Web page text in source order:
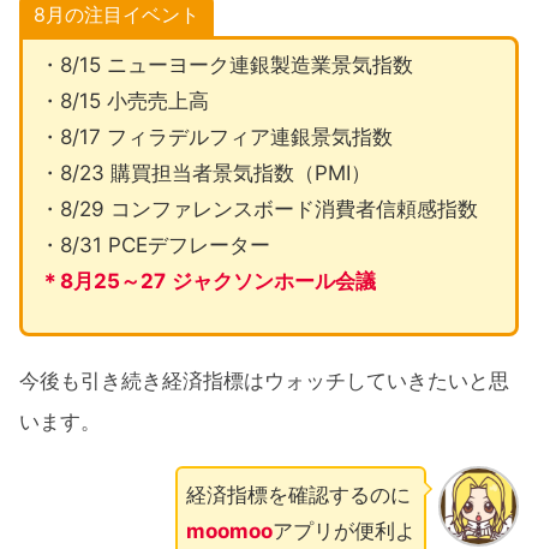
8月の注目イベント
・8/15 ニューヨーク連銀製造業景気指数
・8/15 小売売上高
・8/17 フィラデルフィア連銀景気指数
・8/23 購買担当者景気指数（PMI）
・8/29 コンファレンスボード消費者信頼感指数
・8/31 PCEデフレーター
＊8月25～27 ジャクソンホール会議
今後も引き続き経済指標はウォッチしていきたいと思
います。
経済指標を確認するのに
moomooアプリが便利よ